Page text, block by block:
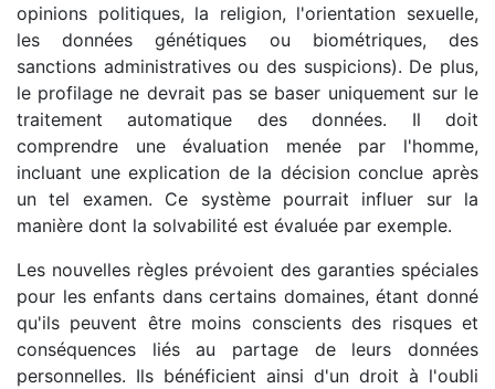
opinions politiques, la religion, l'orientation sexuelle,
les données génétiques ou biométriques, des
sanctions administratives ou des suspicions). De plus,
le profilage ne devrait pas se baser uniquement sur le
traitement automatique des données. Il doit
comprendre une évaluation menée par l'homme,
incluant une explication de la décision conclue après
un tel examen. Ce système pourrait influer sur la
manière dont la solvabilité est évaluée par exemple.
Les nouvelles règles prévoient des garanties spéciales
pour les enfants dans certains domaines, étant donné
qu'ils peuvent être moins conscients des risques et
conséquences liés au partage de leurs données
personnelles. Ils bénéficient ainsi d'un droit à l'oubli